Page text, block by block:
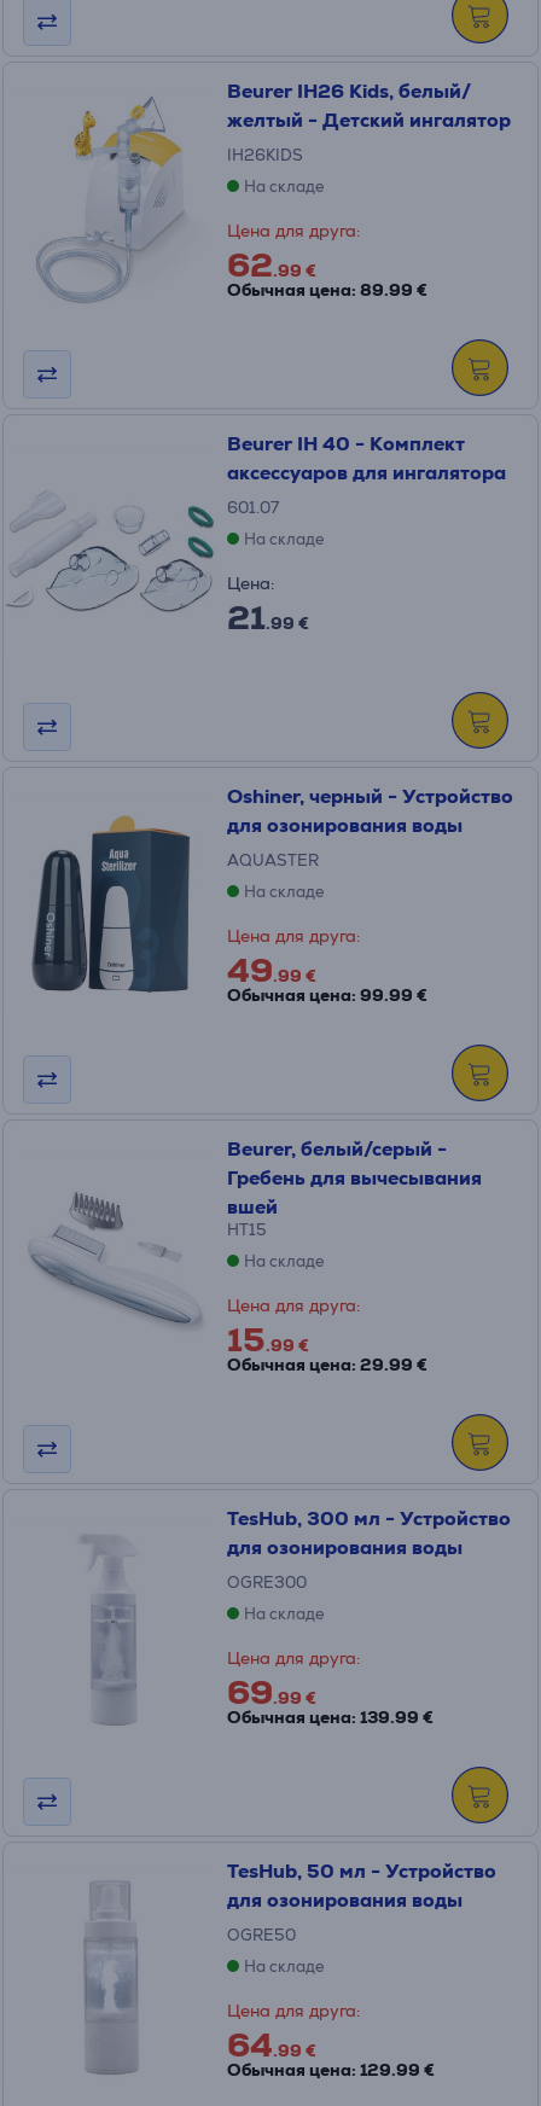
Beurer IH26 Kids, белый/
желтый - Детский ингалятор
IH26KIDS
На складе
Цена для друга:
62.99 €
Обычная цена: 89.99 €
Beurer IH 40 - Комплект
аксессуаров для ингалятора
601.07
На складе
Цена:
21.99 €
Oshiner, черный - Устройство
для озонирования воды
AQUASTER
На складе
Цена для друга:
49.99 €
Обычная цена: 99.99 €
Beurer, белый/серый -
Гребень для вычесывания
вшей
HT15
На складе
Цена для друга:
15.99 €
Обычная цена: 29.99 €
TesHub, 300 мл - Устройство
для озонирования воды
OGRE300
На складе
Цена для друга:
69.99 €
Обычная цена: 139.99 €
TesHub, 50 мл - Устройство
для озонирования воды
OGRE50
На складе
Цена для друга:
64.99 €
Обычная цена: 129.99 €